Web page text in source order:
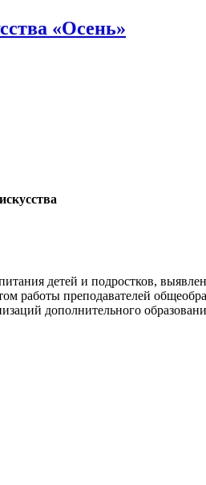
«Осень»
детей и подростков,
работы преподавателей
дополнительного